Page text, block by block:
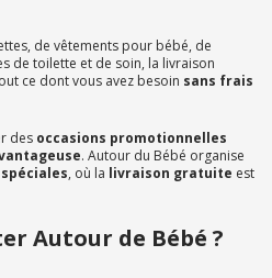
de vêtements pour bébé, de
de toilette et de soin, la livraison
ce dont vous avez besoin sans frais
des occasions promotionnelles
. Autour du Bébé organise
, où la livraison gratuite est
Autour de Bébé ?